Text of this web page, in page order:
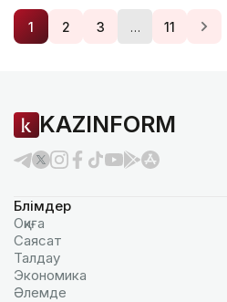
1 2 3 … 11
KAZINFORM
Бөлімдер
Оқиға
Саясат
Талдау
Экономика
Әлемде